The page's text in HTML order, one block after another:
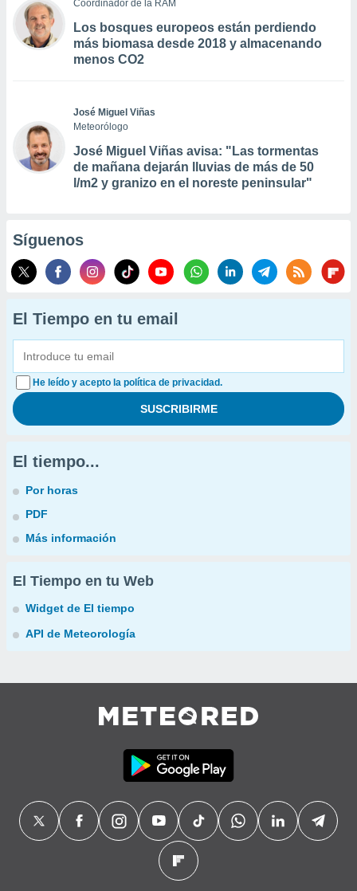
Coordinador de la RAM
Los bosques europeos están perdiendo
más biomasa desde 2018 y almacenando
menos CO2
José Miguel Viñas
Meteorólogo
José Miguel Viñas avisa: "Las tormentas
de mañana dejarán lluvias de más de 50
l/m2 y granizo en el noreste peninsular"
Síguenos
El Tiempo en tu email
He leído y acepto la política de privacidad.
El tiempo...
Por horas
PDF
Más información
El Tiempo en tu Web
Widget de El tiempo
API de Meteorología